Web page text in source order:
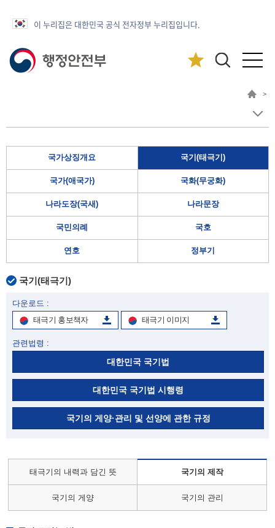
이 누리집은 대한민국 공식 전자정부 누리집입니다.
>
국가상징개요 국기(태극기)
국가(애국가) 국화(무궁화)
나라도장(국새) 나라문장
국민의례 국호
연호 정부기
국기(태극기)
다운로드 :
태극기 홍보책자
태극기 이미지
관련법령 :
대한민국 국기법
대한민국 국기법 시행령
국기의 게양·관리 및 선양에 관한 규정
태극기의 내력과 담긴 뜻 국기의 제작
국기의 게양 국기의 관리